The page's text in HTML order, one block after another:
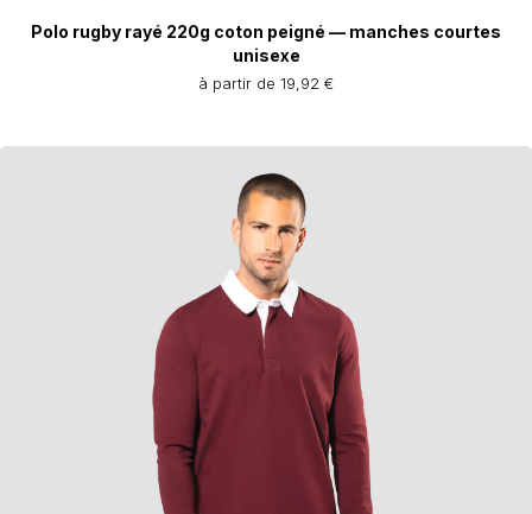
Polo rugby rayé 220g coton peigné — manches courtes
unisexe
à partir de 19,92 €